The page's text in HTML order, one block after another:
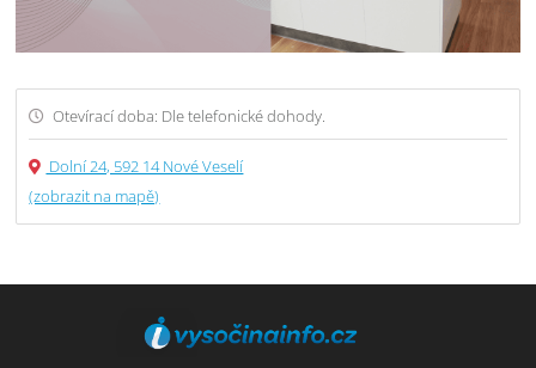
Otevírací doba: Dle telefonické dohody.
Dolní 24, 592 14 Nové Veselí
(zobrazit na mapě)